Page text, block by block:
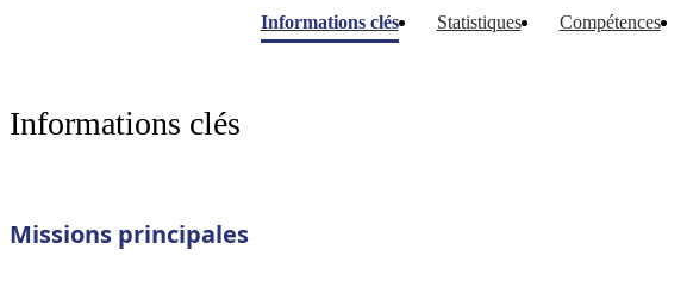
Informations clés Statistiques Compétences
Informations clés
Missions principales